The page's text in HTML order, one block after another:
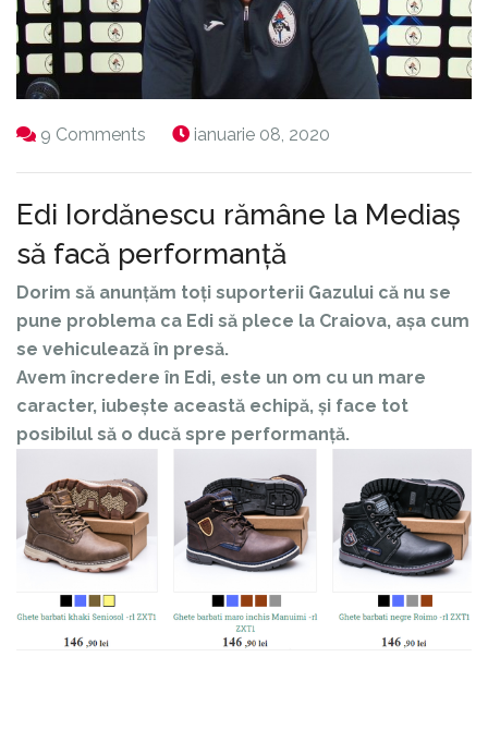
9 Comments ianuarie 08, 2020
Edi Iordănescu rămâne la Mediaș
să facă performanță
Dorim să anunțăm toți suporterii Gazului că nu se
pune problema ca Edi să plece la Craiova, așa cum
se vehiculează în presă.
Avem încredere în Edi, este un om cu un mare
caracter, iubește această echipă, și face tot
posibilul să o ducă spre performanță.